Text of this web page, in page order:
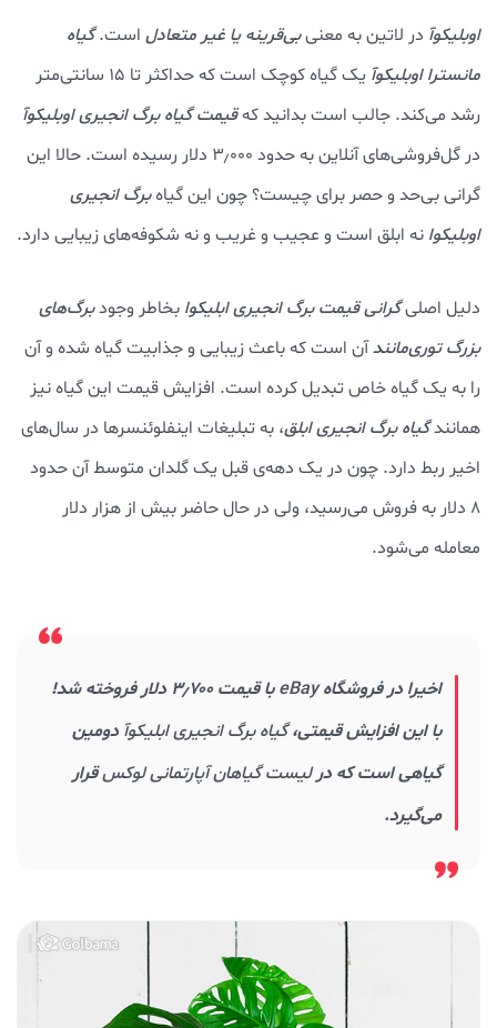
اوبلیکوآ در لاتین به معنیبی‌قرینه یا غیر متعادل است.گیاه
مانسترا اوبلیکوآ
یک گیاه کوچک است که حداکثر تا ۱۵ سانتی‌متر
رشد می‌کند. جالب است بدانید کهقیمت گیاه برگ انجیری اوبلیکوآ
در گل‌فروشی‌های آنلاین به حدود ۳٫۰۰۰ دلار رسیده است. حالا این
گرانی بی‌حد و حصر برای چیست؟ چون این گیاهبرگ انجیری
اوبلیکوا نه ابلق است و عجیب و غریب و نه شکوفه‌های زیبایی دارد.
دلیل اصلیگرانی قیمت برگ انجیری ابلیکوا بخاطر وجودبرگ‌های
بزرگ توری‌مانندآن است که باعث زیبایی و جذابیت گیاه شده و آن
را به یک گیاه خاص تبدیل کرده است. افزایش قیمت این گیاه نیز
همانندگیاه برگ انجیری ابلق، به تبلیغات اینفلوئنسرها در سال‌های
اخیر ربط دارد. چون در یک دهه‌ی قبل یک گلدان متوسط آن حدود
۸ دلار به فروش می‌رسید، ولی در حال حاضر بیش از هزار دلار
معامله می‌شود.
اخیرا در فروشگاهeBay
با قیمت ۳٫۷۰۰ دلار فروخته شد!
با این افزایش قیمتی،گیاه برگ انجیری ابلیکوآ دومین
گیاهی است که درلیست گیاهان آپارتمانی لوکسقرار
می‌گیرد.